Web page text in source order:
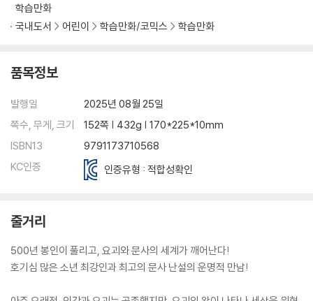
학습만화
국내도서
어린이 학습만화/코믹스 학습만화
품목정보
발행일
2025년 08월 25일
쪽수, 무게, 크기
152쪽 | 432g | 170*225*10mm
ISBN13
9791173710568
KC인증
인증유형 : 적합성확인
줄거리
500년 봉인이 풀리고, 요괴와 문사의 세계가 깨어난다!
호기심 많은 소년 최강인과 최고의 문사 난설의 운명적 만남!